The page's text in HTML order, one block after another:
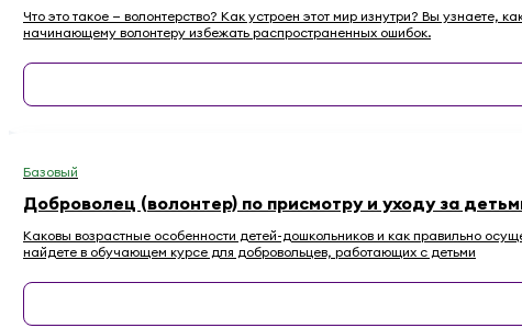
Что это такое — волонтерство? Как устроен этот мир изнутри? Вы
начинающему волонтеру избежать распространенных ошибок.
Базовый
Доброволец (волонтер) по присмотру и уходу за
Каковы возрастные особенности детей-дошкольников и как правильно
найдете в обучающем курсе для добровольцев, работающих с детьми